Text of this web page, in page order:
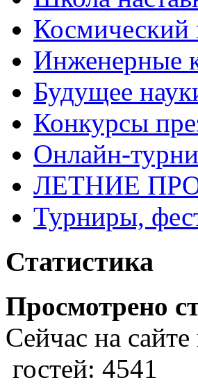
Космический
Инженерные
Будущее
Конкурсы
Онлайн-
ЛЕТНИЕ
Турниры,
Статистика
Просмотрено
Сейчас на сайте
гостей: 4541